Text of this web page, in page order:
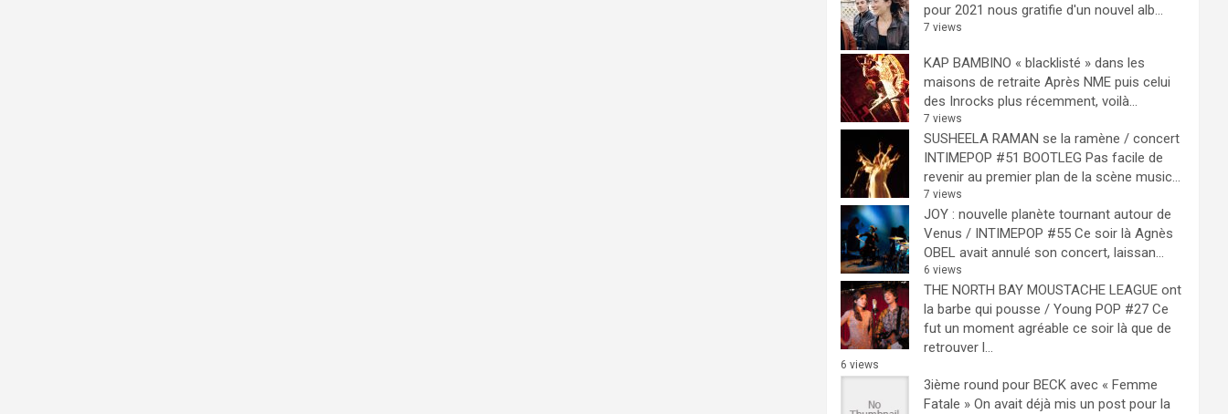
pour 2021 nous gratifie d'un nouvel alb...
7 views
KAP BAMBINO « blacklisté » dans les
maisons de retraite Après NME puis celui
des Inrocks plus récemment, voilà...
7 views
SUSHEELA RAMAN se la ramène / concert
INTIMEPOP #51 BOOTLEG Pas facile de
revenir au premier plan de la scène music...
7 views
JOY : nouvelle planète tournant autour de
Venus / INTIMEPOP #55 Ce soir là Agnès
OBEL avait annulé son concert, laissan...
6 views
THE NORTH BAY MOUSTACHE LEAGUE ont
la barbe qui pousse / Young POP #27 Ce
fut un moment agréable ce soir là que de
retrouver l...
6 views
3ième round pour BECK avec « Femme
Fatale » On avait déjà mis un post pour la